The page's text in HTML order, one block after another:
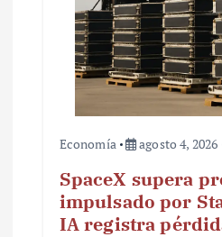
Economía agosto 4, 2026
SpaceX supera
impulsado por
IA registra